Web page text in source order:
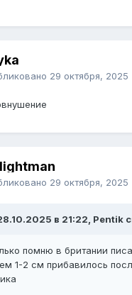
29 октября, 2025
29 октября, 2025
в 21:22, Pentik
помню в британии
1-2 см прибавилось